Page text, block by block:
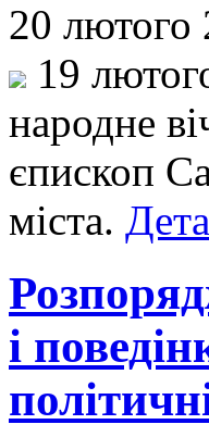
20 лютого
19
народне
єпископ
міста.
і